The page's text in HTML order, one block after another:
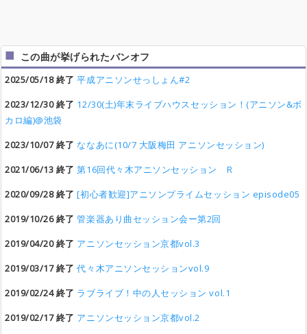
この曲が挙げられたバンオフ
2025/05/18 終了 平成アニソンせっしょん#2
2023/12/30 終了 12/30(土)年末ライブハウスセッション！(アニソン&ボ
カロ編)@池袋
2023/10/07 終了 ななあに(10/7 大阪梅田 アニソンセッション)
2021/06/13 終了 第16回代々木アニソンセッション R
2020/09/28 終了 [初心者歓迎]アニソンプライムセッション episode05
2019/10/26 終了 管楽器あり曲セッション会ー第2回
2019/04/20 終了 アニソンセッション京都vol.3
2019/03/17 終了 代々木アニソンセッションvol.9
2019/02/24 終了 ラブライブ！中の人セッション vol.1
2019/02/17 終了 アニソンセッション京都vol.2